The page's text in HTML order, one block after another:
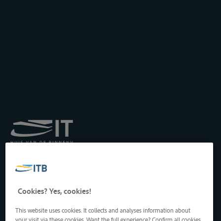
het Transport langs de
Drukpersstraat 19
1000 Brussel, België
Tel: +32 2 217 09 67
http://www.itb-info.be
Cookies? Yes, cookies!
This website uses cookies. It collects and analyses information about